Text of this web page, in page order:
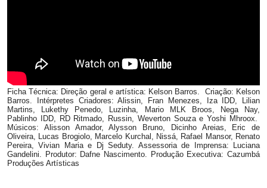
Ficha Técnica: Direção geral e artística: Kelson Barros. Criação: Kelson
Barros. Intérpretes Criadores: Alissin, Fran Menezes, Iza IDD, Lilian
Martins, Lukethy Penedo, Luzinha, Mario MLK Broos, Nega Nay,
Pablinho IDD, RD Ritmado, Russin, Weverton Souza e Yoshi Mhroox.
Músicos: Alisson Amador, Alysson Bruno, Dicinho Areias, Eric de
Oliveira, Lucas Brogiolo, Marcelo Kurchal, Nissá, Rafael Mansor, Renato
Pereira, Vivian Maria e Dj Seduty. Assessoria de Imprensa: Luciana
Gandelini. Produtor: Dafne Nascimento. Produção Executiva: Cazumbá
Produções Artísticas